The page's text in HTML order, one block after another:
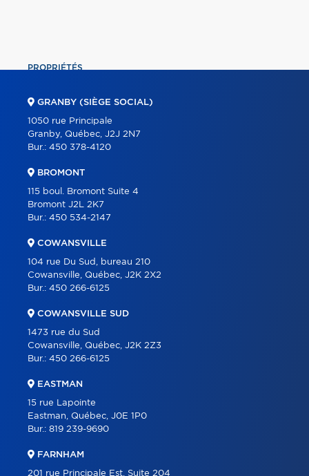
PROPRIÉTÉS
À PROPOS
PARTENAIRES
CONTACT
GRANBY (SIÈGE SOCIAL)
1050 rue Principale
Granby, Québec, J2J 2N7
Bur.: 450 378-4120
BROMONT
115 boul. Bromont Suite 4
Bromont J2L 2K7
Bur.: 450 534-2147
COWANSVILLE
104 rue Du Sud, bureau 210
Cowansville, Québec, J2K 2X2
Bur.: 450 266-6125
COWANSVILLE SUD
1473 rue du Sud
Cowansville, Québec, J2K 2Z3
Bur.: 450 266-6125
EASTMAN
15 rue Lapointe
Eastman, Québec, J0E 1P0
Bur.: 819 239-9690
FARNHAM
201 rue Principale Est, Suite 204